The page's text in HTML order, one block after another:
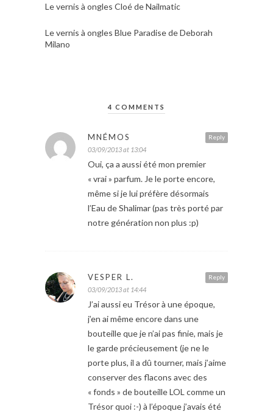
Le vernis à ongles Cloé de Nailmatic
Le vernis à ongles Blue Paradise de Deborah
Milano
4 COMMENTS
Reply
MNÉMOS
03/09/2013 at 13:04
Oui, ça a aussi été mon premier
« vrai » parfum. Je le porte encore,
même si je lui préfère désormais
l’Eau de Shalimar (pas très porté par
notre génération non plus :p)
Reply
VESPER L.
03/09/2013 at 14:44
J’ai aussi eu Trésor à une époque,
j’en ai même encore dans une
bouteille que je n’ai pas finie, mais je
le garde précieusement (je ne le
porte plus, il a dû tourner, mais j’aime
conserver des flacons avec des
« fonds » de bouteille LOL comme un
Trésor quoi :-) à l’époque j’avais été